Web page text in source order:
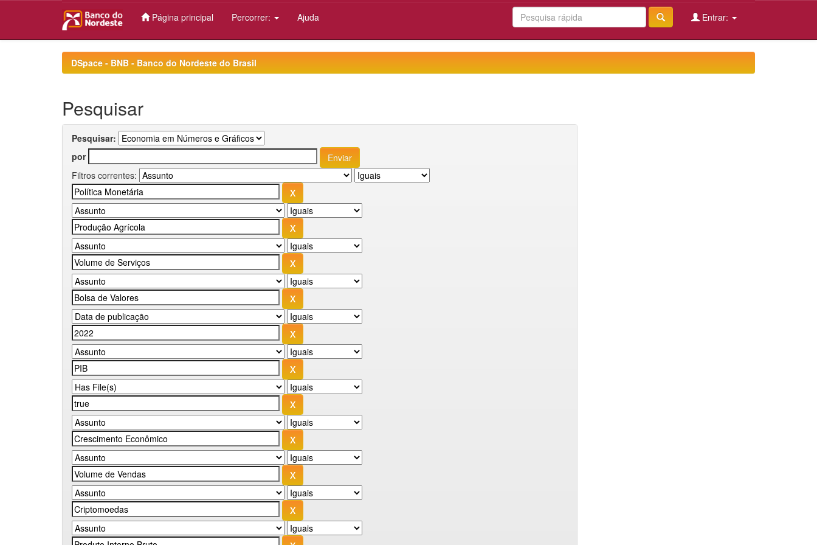
Página principal Percorrer: Ajuda Entrar:
DSpace - BNB - Banco do Nordeste do Brasil
Pesquisar
Pesquisar:
por
Filtros correntes: